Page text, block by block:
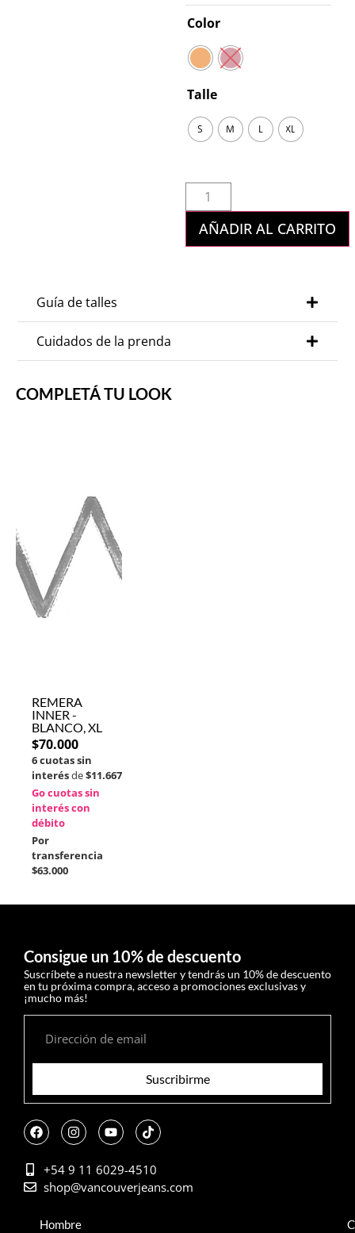
Color
Talle
S M L XL
AÑADIR AL CARRITO
Guía de talles
Cuidados de la prenda
COMPLETÁ TU LOOK
REMERA
INNER -
BLANCO, XL
$70.000
6 cuotas sin
interésde$11.667
Go cuotas sin
interés con
débito
Por
transferencia
$63.000
Consigue un 10% de descuento
Suscríbete a nuestra newsletter y tendrás un 10% de descuento
en tu próxima compra, acceso a promociones exclusivas y
¡mucho más!
Suscribirme
+54 9 11 6029-4510
shop@vancouverjeans.com
Hombre